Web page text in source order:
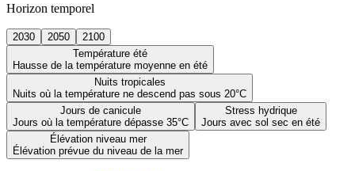
Horizon temporel
2030 2050
2100
Température été
Hausse de la température moyenne en été
Nuits tropicales
Nuits où la température ne descend pas sous 20°C
Jours de canicule
Jours où la température dépasse 35°C
Stress hydrique
Jours avec sol sec en été
Élévation niveau mer
Élévation prévue du niveau de la mer